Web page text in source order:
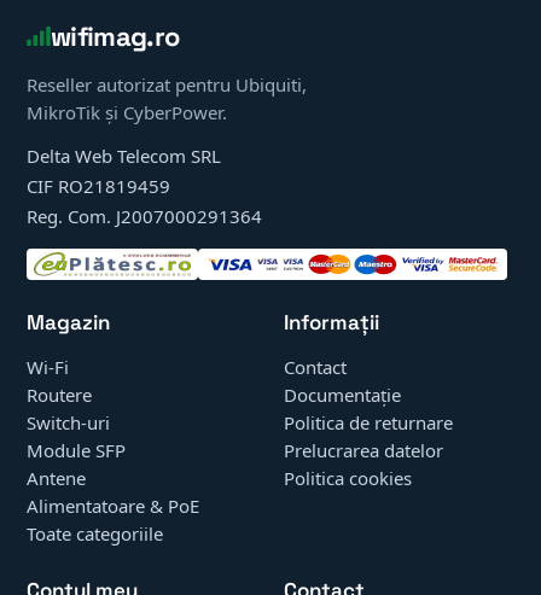
wifimag.ro
Reseller autorizat pentru Ubiquiti,
MikroTik și CyberPower.
Delta Web Telecom SRL
CIF RO21819459
Reg. Com. J2007000291364
Magazin
Wi-Fi
Routere
Switch-uri
Module SFP
Antene
Alimentatoare & PoE
Toate categoriile
Informații
Contact
Documentație
Politica de returnare
Prelucrarea datelor
Politica cookies